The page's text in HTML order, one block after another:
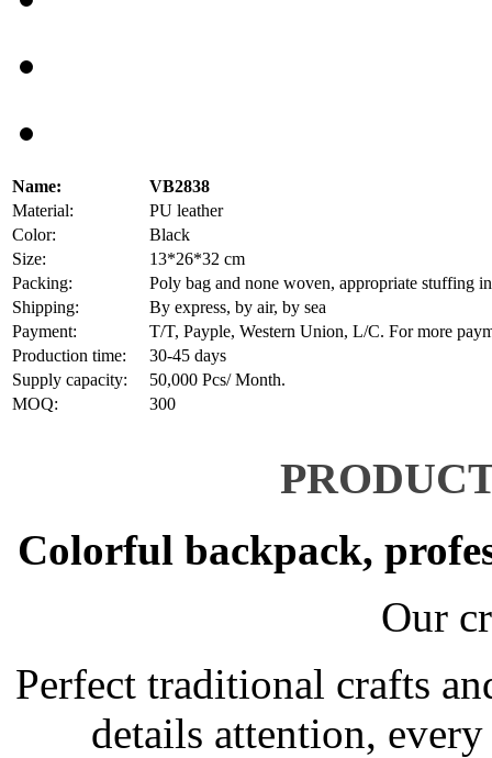
Name:
VB2838
Material:
PU leather
Color:
Black
Size:
13*26*32 cm
Packing:
Poly bag and none woven, appropriate stuffing
Shipping:
By express, by air, by sea
Payment:
T/T, Payple, Western Union, L/C. For more
Production time:
30-45 days
Supply capacity:
50,000 Pcs/ Month.
MOQ:
300
Colorful backpack,
Our
Perfect traditional crafts
details attention,